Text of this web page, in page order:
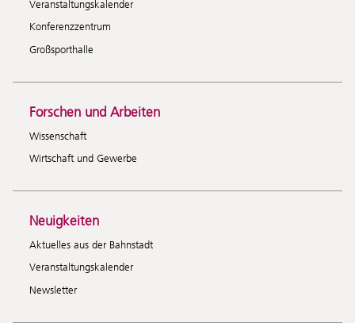
Veranstaltungskalender
Konferenzzentrum
Großsporthalle
Forschen und Arbeiten
Wissenschaft
Wirtschaft und Gewerbe
Neuigkeiten
Aktuelles aus der Bahnstadt
Veranstaltungskalender
Newsletter